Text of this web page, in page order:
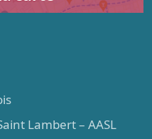
Lambert – AASL